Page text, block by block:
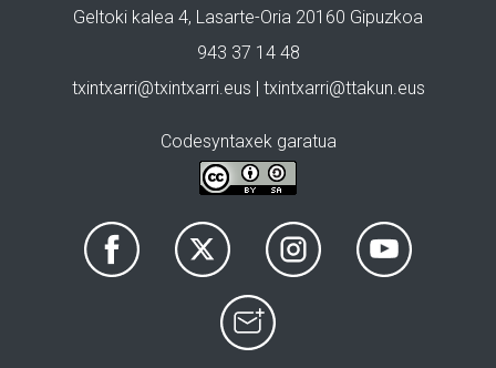
Geltoki kalea 4, Lasarte-Oria 20160 Gipuzkoa
943 37 14 48
txintxarri@txintxarri.eus | txintxarri@ttakun.eus
Codesyntaxek garatua